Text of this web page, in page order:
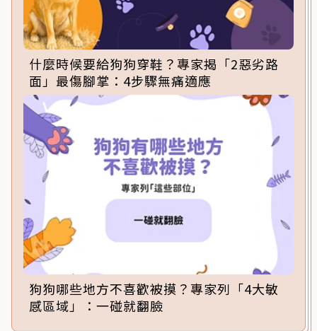
什麼時候要給狗狗穿鞋？專家揭「2惡劣路
面」最傷腳掌：4步驟無痛適應
狗狗哪些地方不喜歡被摸？專家列「4大敏
感區域」：一碰就翻臉